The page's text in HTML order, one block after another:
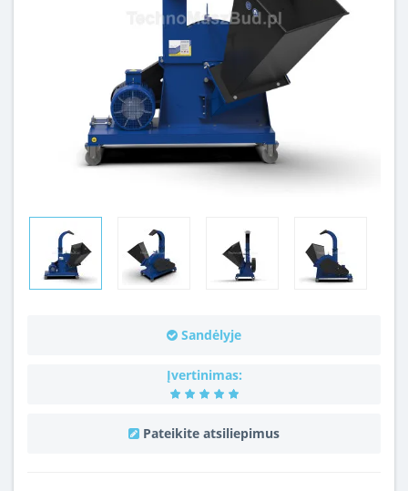
Sandėlyje
Įvertinimas:
Pateikite atsiliepimus